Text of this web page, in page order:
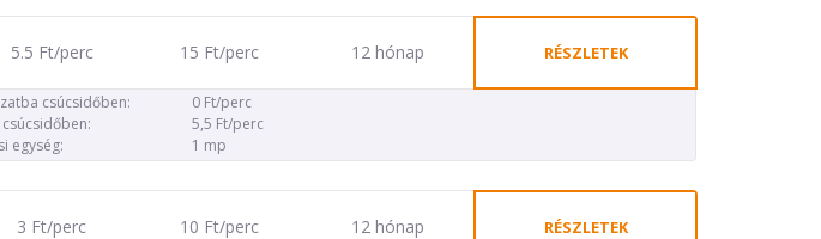
5.5 Ft/perc 15 Ft/perc 12 hónap RÉSZLETEK
csúcsidőben:
0 Ft/perc
5,5 Ft/perc
egység:
1 mp
3 Ft/perc 10 Ft/perc 12 hónap RÉSZLETEK